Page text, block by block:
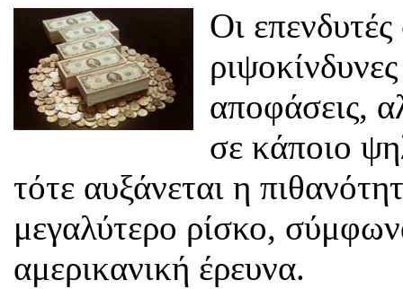
Οι
αποφάσεις,
σε κάποιο
τότε αυξάνεται η
μεγαλύτερο ρίσκο,
αμερικανική έρευνα.